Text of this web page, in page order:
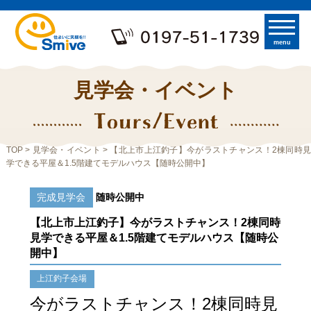
menu
見学会・イベント
TOP> 見学会・イベント > 【北上市上江釣子】今がラストチャンス！2棟同時見
学できる平屋＆1.5階建てモデルハウス【随時公開中】
完成見学会 随時公開中
【北上市上江釣子】今がラストチャンス！2棟同時
見学できる平屋＆1.5階建てモデルハウス【随時公
開中】
上江釣子会場
今がラストチャンス！2棟同時見